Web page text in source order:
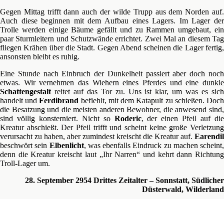
Gegen Mittag trifft dann auch der wilde Trupp aus dem Norden auf.
Auch diese beginnen mit dem Aufbau eines Lagers. Im Lager der
Trolle werden einige Bäume gefällt und zu Rammen umgebaut, ein
paar Sturmleitern und Schutzwände errichtet. Zwei Mal an diesem Tag
fliegen Krähen über die Stadt. Gegen Abend scheinen die Lager fertig,
ansonsten bleibt es ruhig.
Eine Stunde nach Einbruch der Dunkelheit passiert aber doch noch
etwas. Wir vernehmen das Wiehern eines Pferdes und eine dunkle
Schattengestaltreitet auf das Tor zu. Uns ist klar, um was es sich
handelt undFerdibrand befiehlt, mit dem Katapult zu schießen. Doch
die Besatzung und die meisten anderen Bewohner, die anwesend sind,
sind völlig konsterniert. Nicht so Roderic, der einen Pfeil auf die
Kreatur abschießt. Der Pfeil trifft und scheint keine große Verletzung
verursacht zu haben, aber zumindest kreischt die Kreatur auf. Earendil
beschwört sein Elbenlicht, was ebenfalls Eindruck zu machen scheint,
denn die Kreatur kreischt laut „Ihr Narren“ und kehrt dann Richtung
Troll-Lager um.
28. September 2954 Drittes Zeitalter – Sonnstatt, Südlicher
Düsterwald, Wilderland